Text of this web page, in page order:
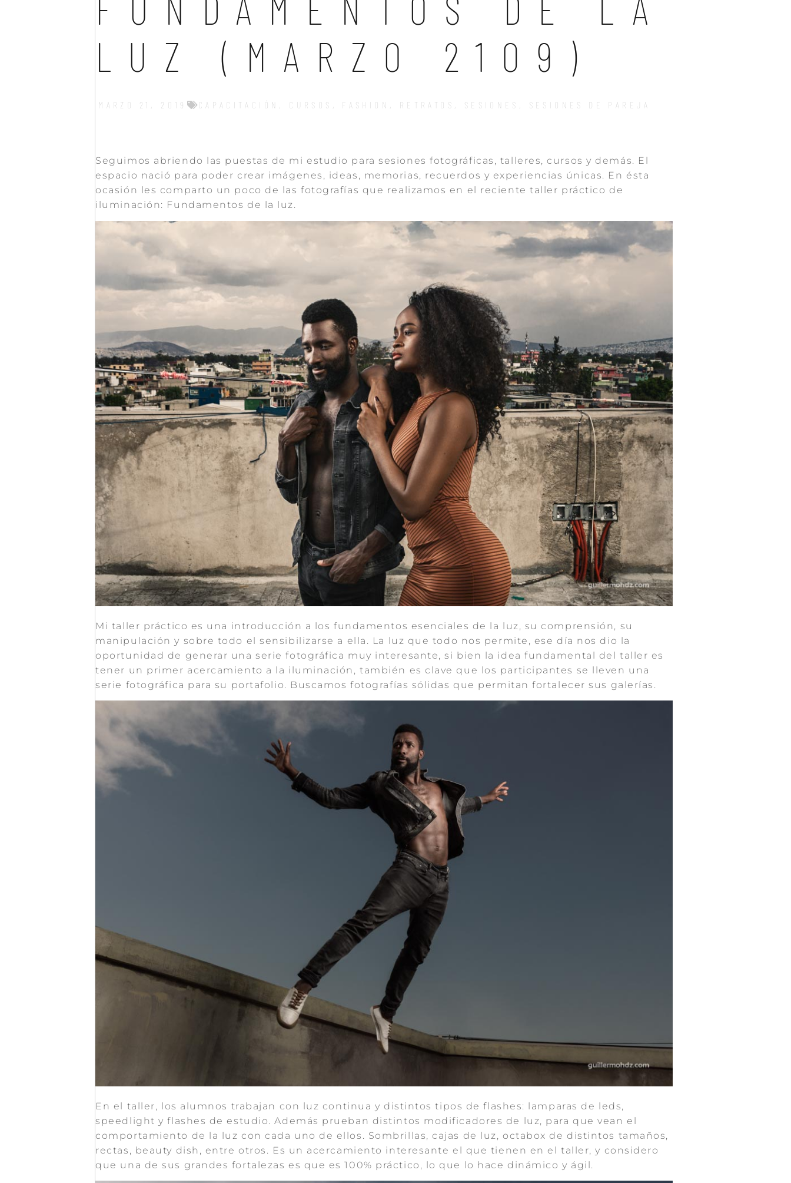
LUZ (MARZO 2109)
MARZO 21, 2019 CAPACITACIÓN CURSOS FASHION RETRATOS SESIONES SESIONES DE PAREJA
Seguimos abriendo las puestas de mi estudio para sesiones fotográficas, talleres, cursos y demás. El
espacio nació para poder crear imágenes, ideas, memorias, recuerdos y experiencias únicas. En ésta
ocasión les comparto un poco de las fotografías que realizamos en el reciente taller práctico de
iluminación: Fundamentos de la luz.
Mi taller práctico es una introducción a los fundamentos esenciales de la luz, su comprensión, su
manipulación y sobre todo el sensibilizarse a ella. La luz que todo nos permite, ese día nos dio la
oportunidad de generar una serie fotográfica muy interesante, si bien la idea fundamental del taller es
tener un primer acercamiento a la iluminación, también es clave que los participantes se lleven una
serie fotográfica para su portafolio. Buscamos fotografías sólidas que permitan fortalecer sus galerías.
En el taller, los alumnos trabajan con luz continua y distintos tipos de flashes: lamparas de leds,
speedlight y flashes de estudio. Además prueban distintos modificadores de luz, para que vean el
comportamiento de la luz con cada uno de ellos. Sombrillas, cajas de luz, octabox de distintos tamaños,
rectas, beauty dish, entre otros. Es un acercamiento interesante el que tienen en el taller, y considero
que una de sus grandes fortalezas es que es 100% práctico, lo que lo hace dinámico y ágil.